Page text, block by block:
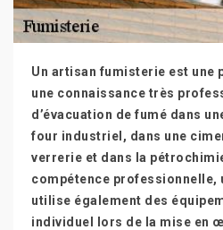
Un artisan fumisterie est une
une connaissance très
d’évacuation de fumé dans
four industriel, dans une
verrerie et dans la
compétence professionnelle,
utilise également des
individuel lors de la mise en